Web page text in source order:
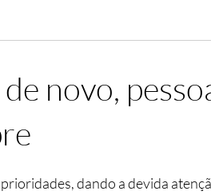
novo,
dando a devida